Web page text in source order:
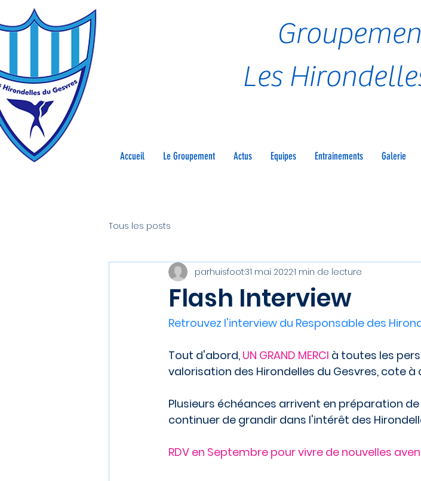
Les
Accueil Le Groupement Actus Equipes Entrainements Galerie
Tous les posts
Flash Interview
parhuisfoot31 mai 20221 min de lecture
Retrouvez l'interview du Responsable des
Tout d'abord, UN GRAND MERCI à toutes les
valorisation des Hirondelles du Gesvres, cote
Plusieurs échéances arrivent en préparation de
continuer de grandir dans l'intérêt des
RDV en Septembre pour vivre de nouvelles